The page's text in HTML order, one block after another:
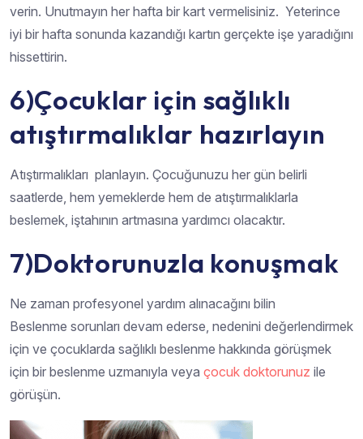
verin. Unutmayın her hafta bir kart vermelisiniz. Yeterince
iyi bir hafta sonunda kazandığı kartın gerçekte işe yaradığını
hissettirin.
6)Çocuklar için sağlıklı
atıştırmalıklar hazırlayın
Atıştırmalıkları planlayın. Çocuğunuzu her gün belirli
saatlerde, hem yemeklerde hem de atıştırmalıklarla
beslemek, iştahının artmasına yardımcı olacaktır.
7)Doktorunuzla konuşmak
Ne zaman profesyonel yardım alınacağını bilin
Beslenme sorunları devam ederse, nedenini değerlendirmek
için ve çocuklarda sağlıklı beslenme hakkında görüşmek
için bir beslenme uzmanıyla veya çocuk doktorunuz ile
görüşün.